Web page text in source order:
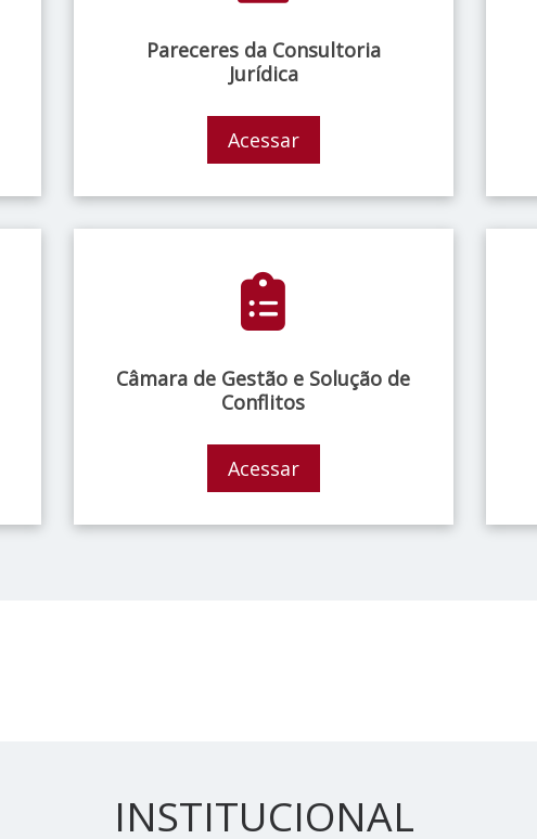
Pareceres da Consultoria
Jurídica
Acessar
Câmara de Gestão e Solução de
Conflitos
Acessar
INSTITUCIONAL